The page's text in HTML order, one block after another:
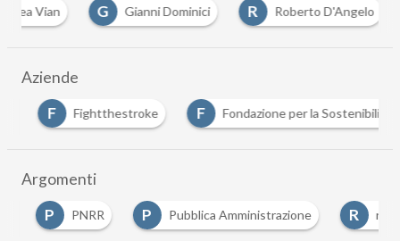
Vian G Gianni Dominici R Roberto D'Angelo
Aziende
F
Fightthestroke F Fondazione per la Sostenibilità
Argomenti
P
PNRR P Pubblica Amministrazione R ricerca